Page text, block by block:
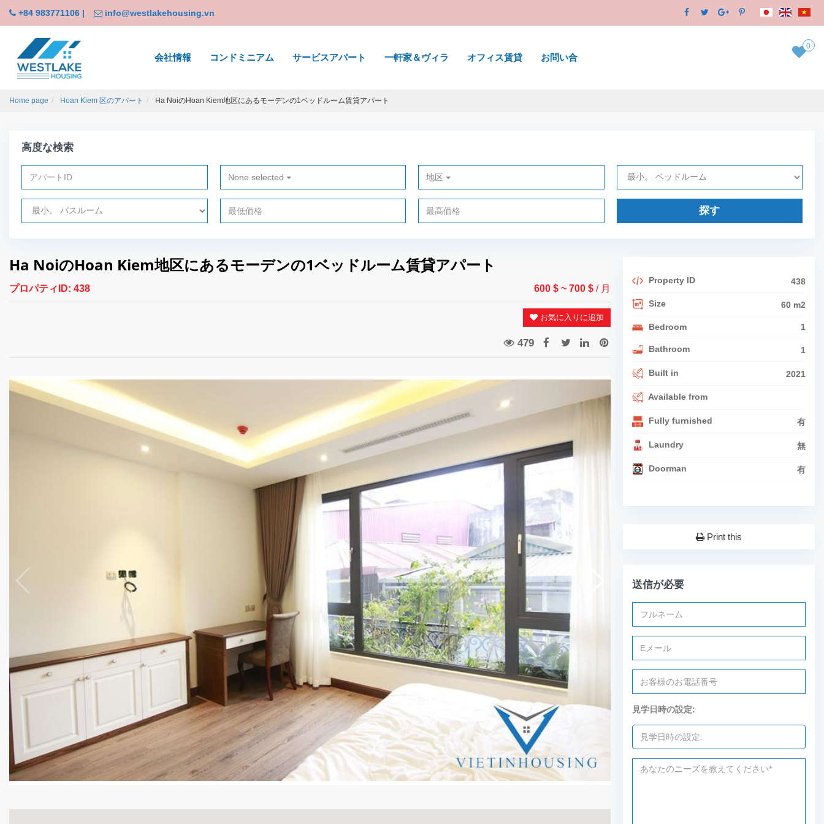
+84 983771106 | info@westlakehousing.vn
会社情報 コンドミニアム サービスアパート 一軒家＆ヴィラ オフィス賃貸 お問い合
0
Home page Hoan Kiem 区のアパート Ha NoiのHoan Kiem地区にあるモーデンの1ベッドルーム賃貸アパート
高度な検索
None selected 地区
探す
Ha NoiのHoan Kiem地区にあるモーデンの1ベッドルーム賃貸アパート
プロパティID: 438 600 $ ~ 700 $ / 月
お気に入りに追加
479
Property ID 438
Size 60 m2
Bedroom 1
Bathroom 1
Built in 2021
Available from
Fully furnished 有
Laundry 無
Doorman 有
Print this
送信が必要
見学日時の設定: